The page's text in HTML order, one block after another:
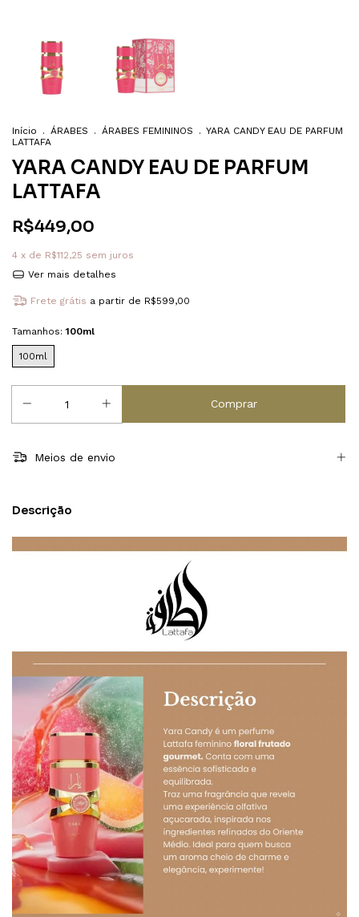
Início . ÁRABES . ÁRABES FEMININOS . YARA CANDY EAU DE PARFUM
LATTAFA
YARA CANDY EAU DE PARFUM
LATTAFA
R$449,00
4 x de R$112,25 sem juros
Ver mais detalhes
Frete grátis a partir de R$599,00
Tamanhos: 100ml
100ml
Meios de envio
Descrição